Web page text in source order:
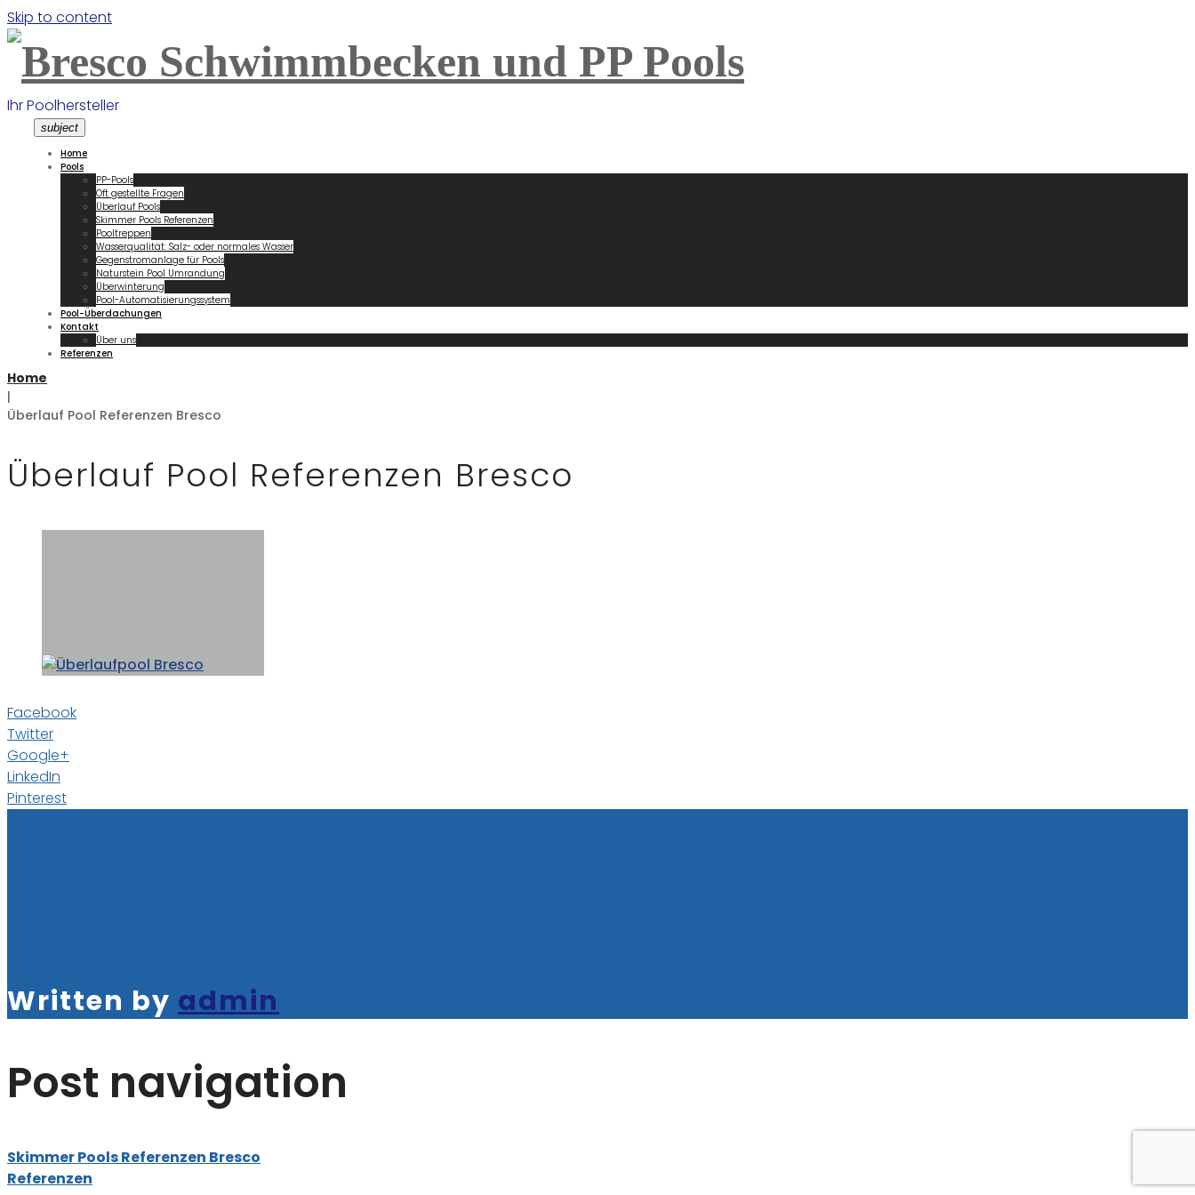
Skip to content
Ihr Poolhersteller
subject
Home
Pools
PP-Pools
Oft gestellte Fragen
Überlauf Pools
Skimmer Pools Referenzen
Pooltreppen
Wasserqualität: Salz- oder normales Wasser
Gegenstromanlage für Pools
Naturstein Pool Umrandung
Überwinterung
Pool-Automatisierungssystem
Pool-Überdachungen
Kontakt
Über uns
Referenzen
Home
|
Überlauf Pool Referenzen Bresco
Überlauf Pool Referenzen Bresco
Facebook
Twitter
Google+
LinkedIn
Pinterest
Written by admin
Post navigation
Skimmer Pools Referenzen Bresco
Referenzen